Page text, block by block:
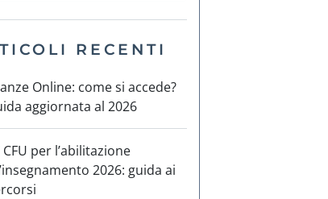
RECENTI
Online: come si accede?
aggiornata al 2026
CFU per l’abilitazione
2026: guida ai